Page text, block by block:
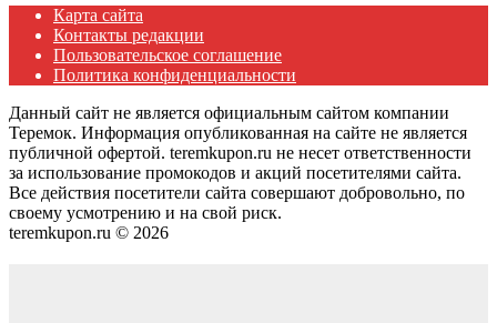
Карта сайта
Контакты редакции
Пользовательское соглашение
Политика конфиденциальности
Данный сайт не является официальным сайтом компании
Теремок. Информация опубликованная на сайте не является
публичной офертой. teremkupon.ru не несет ответственности
за использование промокодов и акций посетителями сайта.
Все действия посетители сайта совершают добровольно, по
своему усмотрению и на свой риск.
teremkupon.ru © 2026